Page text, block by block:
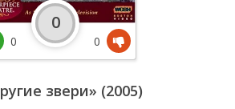
звери» (2005)
0
0
0